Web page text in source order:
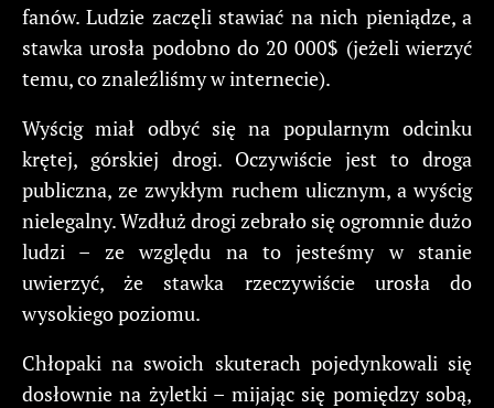
fanów. Ludzie zaczęli stawiać na nich pieniądze, a
stawka urosła podobno do 20 000$ (jeżeli wierzyć
temu, co znaleźliśmy w internecie).
Wyścig miał odbyć się na popularnym odcinku
krętej, górskiej drogi. Oczywiście jest to droga
publiczna, ze zwykłym ruchem ulicznym, a wyścig
nielegalny. Wzdłuż drogi zebrało się ogromnie dużo
ludzi – ze względu na to jesteśmy w stanie
uwierzyć, że stawka rzeczywiście urosła do
wysokiego poziomu.
Chłopaki na swoich skuterach pojedynkowali się
dosłownie na żyletki – mijając się pomiędzy sobą,